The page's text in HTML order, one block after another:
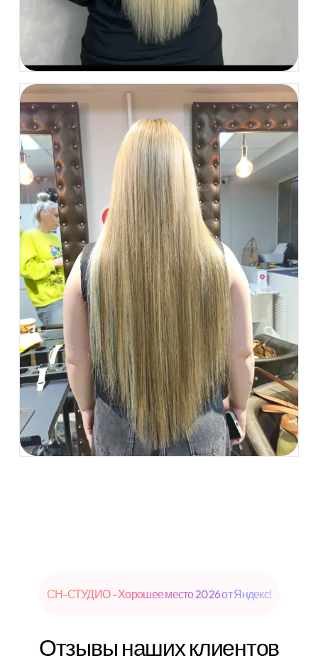
СН-СТУДИО - Хорошее место 2026 от Яндекс!
Отзывы наших клиентов